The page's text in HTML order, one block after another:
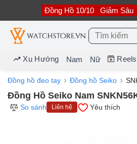
nội
dung
Đồng Hồ 10/10 Giảm Sâu
Tìm
kiếm:
Xu Hướng Nam Nữ Reels
Đồng hồ đeo tay Đồng hồ Seiko
Đồng Hồ Seiko Nam
So sánh
Liên hệ Yêu thích